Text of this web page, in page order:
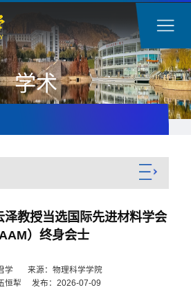
学术
泽教授当选国际先进材料学会
）终身会士
学 来源：物理科学学院
恒犁 发布：2026-07-09